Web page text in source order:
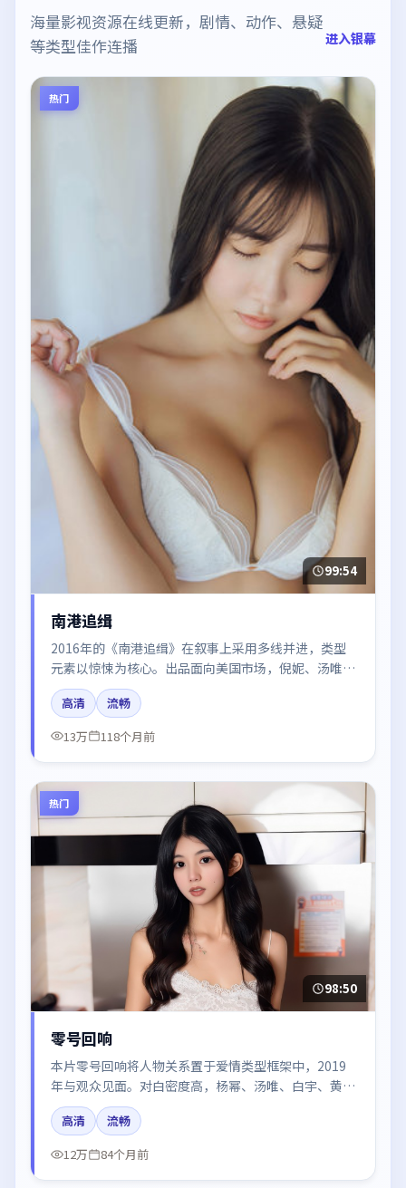
海量影视资源在线更新，剧情、动作、悬疑
等类型佳作连播
进入银幕
热门
99:54
南港追缉
2016年的《南港追缉》在叙事上采用多线并进，类型
元素以惊悚为核心。出品面向美国市场，倪妮、汤唯、
沈腾、张子枫、赵丽颖所饰角色推动关键反转，结尾留
白引发讨论。
高清
流畅
13万
118个月前
热门
98:50
零号回响
本片零号回响将人物关系置于爱情类型框架中，2019
年与观众见面。对白密度高，杨幂、汤唯、白宇、黄渤
的台词节奏值得关注；整体气质偏中国大陆都市与冷色
调摄影。
高清
流畅
12万
84个月前